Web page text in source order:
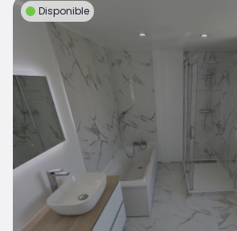
Disponible